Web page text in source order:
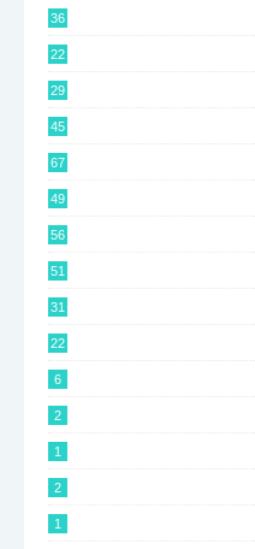
36
22
29
45
67
49
56
51
31
22
6
2
1
2
1